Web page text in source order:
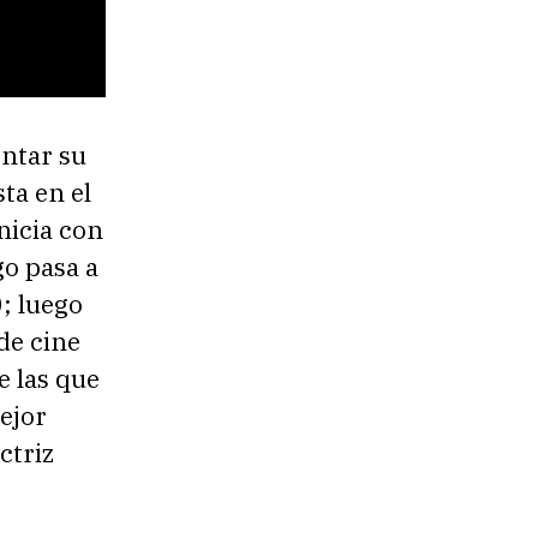
su
en el
con
pasa a
luego
cine
las que